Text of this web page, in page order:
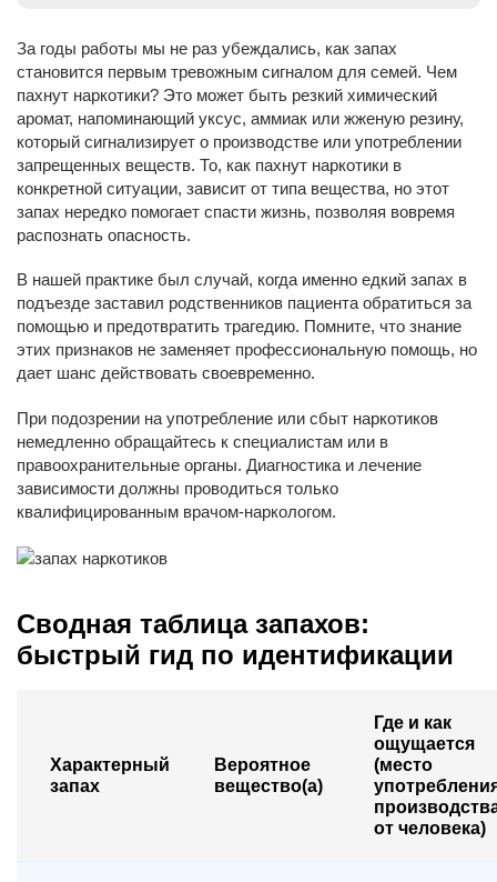
За годы работы мы не раз убеждались, как запах
становится первым тревожным сигналом для семей. Чем
пахнут наркотики? Это может быть резкий химический
аромат, напоминающий уксус, аммиак или жженую резину,
который сигнализирует о производстве или употреблении
запрещенных веществ. То, как пахнут наркотики в
конкретной ситуации, зависит от типа вещества, но этот
запах нередко помогает спасти жизнь, позволяя вовремя
распознать опасность.
В нашей практике был случай, когда именно едкий запах в
подъезде заставил родственников пациента обратиться за
помощью и предотвратить трагедию. Помните, что знание
этих признаков не заменяет профессиональную помощь, но
дает шанс действовать своевременно.
При подозрении на употребление или сбыт наркотиков
немедленно обращайтесь к специалистам или в
правоохранительные органы. Диагностика и лечение
зависимости должны проводиться только
квалифицированным врачом-наркологом.
Сводная таблица запахов:
быстрый гид по идентификации
Характерный
запах
Вероятное
вещество(а)
Где и как
ощущается
(место
от человека)